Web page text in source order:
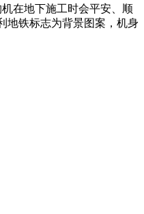
在地下施工时会平安、顺
地铁标志为背景图案，机身